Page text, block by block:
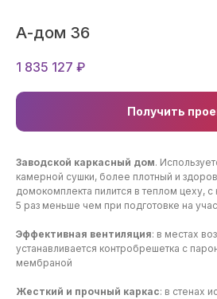
А-дом 36
1 835 127 ₽
Получить
Заводской каркасный дом.
камерной сушки, более плотный и
домокомплекта пилится в теплом цеху,
5 раз меньше чем при подготовке на
Эффективная вентиляция: в местах
устанавливается контробрешетка с
мембраной
Жесткий и прочный каркас: в стенах